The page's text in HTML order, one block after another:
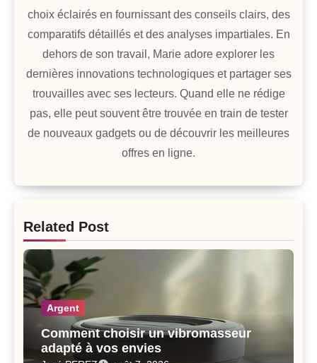
choix éclairés en fournissant des conseils clairs, des
comparatifs détaillés et des analyses impartiales. En
dehors de son travail, Marie adore explorer les
dernières innovations technologiques et partager ses
trouvailles avec ses lecteurs. Quand elle ne rédige
pas, elle peut souvent être trouvée en train de tester
de nouveaux gadgets ou de découvrir les meilleures
offres en ligne.
Related Post
Argent
Comment choisir un vibromasseur
adapté à vos envies